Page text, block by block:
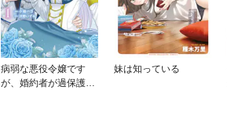
病弱な悪役令嬢です
が、婚約者が過保護す
妹は知っている